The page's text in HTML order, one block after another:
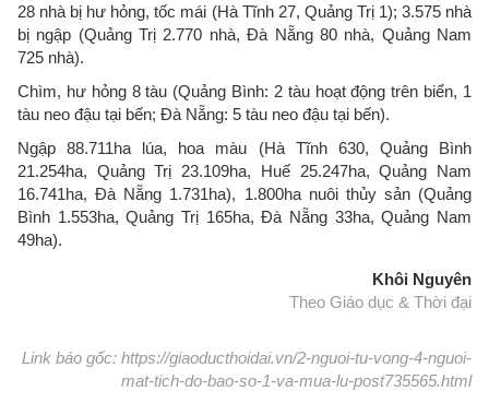
28 nhà bị hư hỏng, tốc mái (Hà Tĩnh 27, Quảng Trị 1); 3.575 nhà
bị ngập (Quảng Trị 2.770 nhà, Đà Nẵng 80 nhà, Quảng Nam
725 nhà).
Chìm, hư hỏng 8 tàu (Quảng Bình: 2 tàu hoạt động trên biển, 1
tàu neo đậu tại bến; Đà Nẵng: 5 tàu neo đậu tại bến).
Ngập 88.711ha lúa, hoa màu (Hà Tĩnh 630, Quảng Bình
21.254ha, Quảng Trị 23.109ha, Huế 25.247ha, Quảng Nam
16.741ha, Đà Nẵng 1.731ha), 1.800ha nuôi thủy sản (Quảng
Bình 1.553ha, Quảng Trị 165ha, Đà Nẵng 33ha, Quảng Nam
49ha).
Khôi Nguyên
Theo Giáo dục & Thời đại
Link báo gốc: https://giaoducthoidai.vn/2-nguoi-tu-vong-4-nguoi-
mat-tich-do-bao-so-1-va-mua-lu-post735565.html